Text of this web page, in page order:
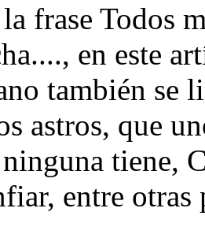
frase Todos
en este
también se
astros, que
tiene,
entre